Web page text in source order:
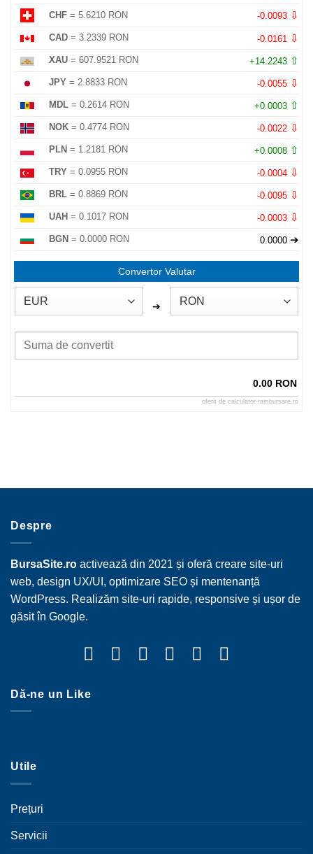
CHF = 5.6210 RON -0.0093 ⇩
CAD = 3.2339 RON -0.0161 ⇩
XAU = 607.9521 RON +14.2243 ⇧
JPY = 2.8833 RON -0.0055 ⇩
MDL = 0.2614 RON +0.0003 ⇧
NOK = 0.4774 RON -0.0022 ⇩
PLN = 1.2181 RON +0.0008 ⇧
TRY = 0.0955 RON -0.0004 ⇩
BRL = 0.8869 RON -0.0095 ⇩
UAH = 0.1017 RON -0.0003 ⇩
BGN = 0.0000 RON 0.0000 ➔
Convertor Valutar
➔
0.00 RON
oferit decalculator-rambursare.ro
Despre
BursaSite.ro activează din 2021 și oferă creare site-uri
web, design UX/UI, optimizare SEO și mentenanță
WordPress. Realizăm site-uri rapide, responsive și ușor de
găsit în Google.
Dă-ne un Like
Utile
Prețuri
Servicii